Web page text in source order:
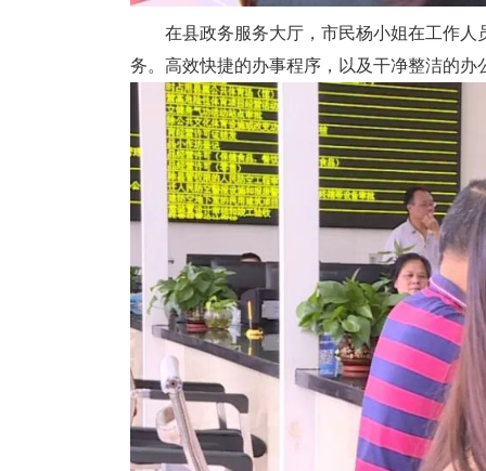
在县政务服务大厅，市民杨小姐在工作人
务。高效快捷的办事程序，以及干净整洁的办